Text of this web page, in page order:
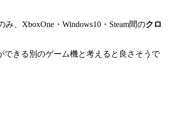
、XboxOne・Windows10・Steam間のクロ
できる別のゲーム機と考えると良さそうで